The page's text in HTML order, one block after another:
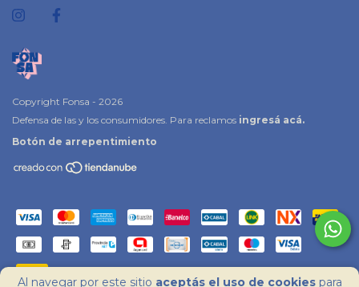
Al navegar por este sitio aceptás el uso de cookiespara
Copyright Fonsa - 2026
Defensa de las y los consumidores. Para reclamos ingresá acá.
Botón de arrepentimiento